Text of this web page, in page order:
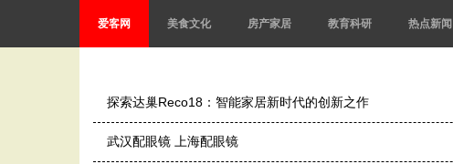
爱客网 美食文化 房产家居 教育科研 热点新闻
探索达巢Reco18：智能家居新时代的创新之作
武汉配眼镜 上海配眼镜